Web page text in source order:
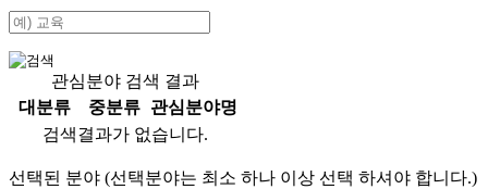
관심분야 검색 결과
대분류
중분류
관심분야명
검색결과가 없습니다.
선택된 분야 (선택분야는 최소 하나 이상 선택 하셔야 합니다.)